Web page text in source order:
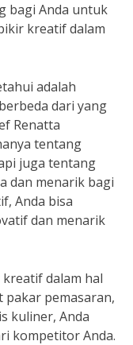
bagi Anda untuk
kreatif dalam
adalah
dari yang
Renatta
tentang
juga tentang
dan menarik bagi
Anda bisa
dan menarik
dalam hal
pakar pemasaran,
kuliner, Anda
kompetitor Anda.